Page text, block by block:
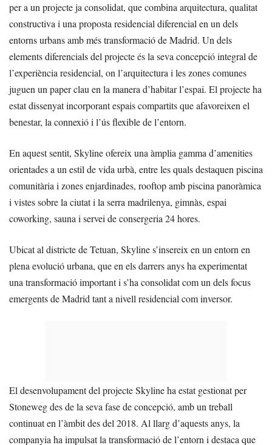
per a un projecte ja consolidat, que combina arquitectura, qualitat
constructiva i una proposta residencial diferencial en un dels
entorns urbans amb més transformació de Madrid. Un dels
elements diferencials del projecte és la seva concepció integral de
l’experiència residencial, on l’arquitectura i les zones comunes
juguen un paper clau en la manera d’habitar l’espai. El projecte ha
estat dissenyat incorporant espais compartits que afavoreixen el
benestar, la connexió i l’ús flexible de l’entorn.
En aquest sentit, Skyline ofereix una àmplia gamma d’amenities
orientades a un estil de vida urbà, entre les quals destaquen piscina
comunitària i zones enjardinades, rooftop amb piscina panoràmica
i vistes sobre la ciutat i la serra madrilenya, gimnàs, espai
coworking, sauna i servei de consergeria 24 hores.
Ubicat al districte de Tetuan, Skyline s’insereix en un entorn en
plena evolució urbana, que en els darrers anys ha experimentat
una transformació important i s’ha consolidat com un dels focus
emergents de Madrid tant a nivell residencial com inversor.
El desenvolupament del projecte Skyline ha estat gestionat per
Stoneweg des de la seva fase de concepció, amb un treball
continuat en l’àmbit des del 2018. Al llarg d’aquests anys, la
companyia ha impulsat la transformació de l’entorn i destaca que